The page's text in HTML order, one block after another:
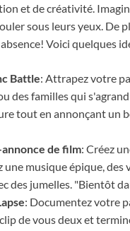
et de créativité.
sous leurs yeux. De
Voici quelques
Battle: Attrapez votre
des familles qui
tout en annonçant un
de film: Créez
une musique épique, des
des jumelles. "Bientôt
: Documentez votre
de vous deux et